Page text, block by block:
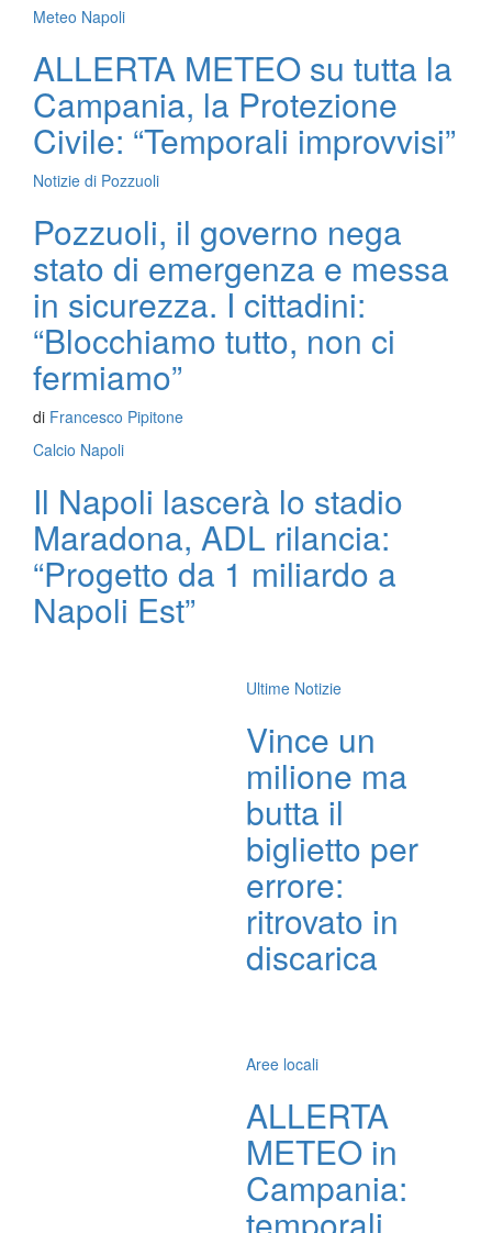
Meteo Napoli
ALLERTA METEO su tutta la
Campania, la Protezione
Civile: “Temporali improvvisi”
Notizie di Pozzuoli
Pozzuoli, il governo nega
stato di emergenza e messa
in sicurezza. I cittadini:
“Blocchiamo tutto, non ci
fermiamo”
di Francesco Pipitone
Calcio Napoli
Il Napoli lascerà lo stadio
Maradona, ADL rilancia:
“Progetto da 1 miliardo a
Napoli Est”
Ultime Notizie
Vince un
milione ma
butta il
biglietto per
errore:
ritrovato in
discarica
Aree locali
ALLERTA
METEO in
Campania: